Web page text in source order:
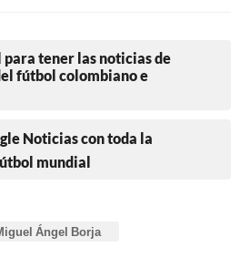
para tener las noticias de
fútbol colombiano e
Noticias con toda la
mundial
Ángel Borja